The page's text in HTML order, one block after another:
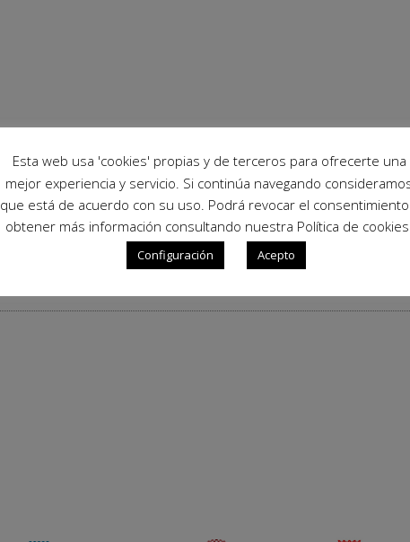
Esta web usa 'cookies' propias y de terceros para ofrecerte una
mejor experiencia y servicio. Si continúa navegando
que está de acuerdo con su uso. Podrá revocar el
obtener más información consultando nuestra Política de
Configuración Acepto